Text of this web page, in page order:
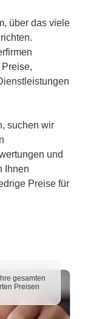
über das viele
suchen wir
und
Ihnen
Preise für
gesamten
Preisen